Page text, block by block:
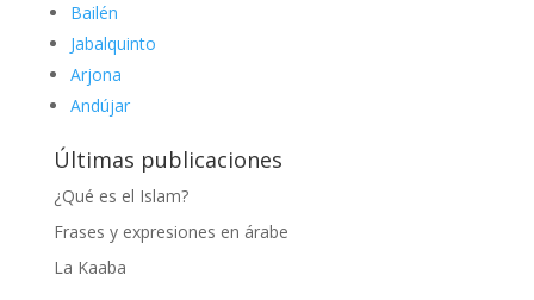
Bailén
Jabalquinto
Arjona
Andújar
Últimas publicaciones
¿Qué es el Islam?
Frases y expresiones en árabe
La Kaaba